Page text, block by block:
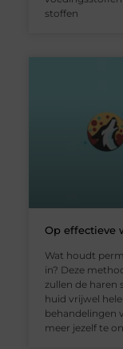
stoffen
Op effectieve
Wat houdt
in? Deze
zullen de haren
huid vrijwel
behandelingen
meer jezelf te